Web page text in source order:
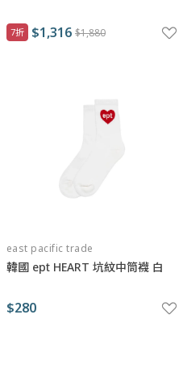
7折 $1,316 $1,880
east pacific trade
韓國 ept HEART 坑紋中筒襪 白
$280